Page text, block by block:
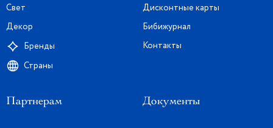
Свет
Декор
Бренды
Страны
Дисконтные карты
Бибижурнал
Контакты
Партнерам Документы